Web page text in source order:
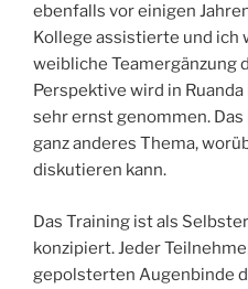
ebenfalls vor einigen
Kollege assistierte und ich
weibliche Teamergänzung
Perspektive wird in
sehr ernst genommen.
ganz anderes Thema,
diskutieren kann.
Das Training ist als
konzipiert. Jeder
gepolsterten Augenbinde